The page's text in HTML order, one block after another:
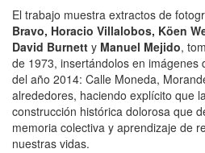
El trabajo muestra extractos de
Bravo, Horacio Villalobos, Köen
David Burnett y Manuel Mejido,
de 1973, insertándolos en imágenes
del año 2014: Calle Moneda,
alrededores, haciendo explícito que
construcción histórica dolorosa que
memoria colectiva y aprendizaje de
nuestras vidas.